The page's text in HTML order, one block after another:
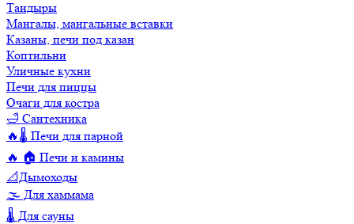
Тандыры
Мангалы, мангальные вставки
Казаны, печи под казан
Коптильни
Уличные кухни
Печи для пиццы
Очаги для костра
🛁 Сантехника
🔥🌡️ Печи для парной
🔥 🏠 Печи и камины
📐Дымоходы
🌫️ Для хаммама
🌡️ Для сауны